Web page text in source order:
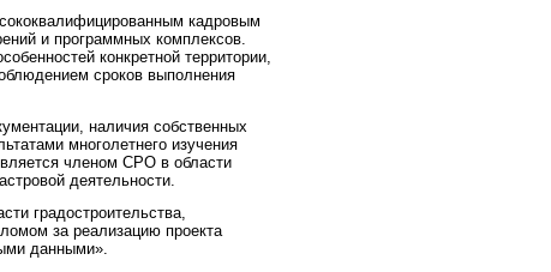
кадровым
и программных комплексов.
конкретной территории,
сроков выполнения
наличия собственных
многолетнего изучения
членом СРО в области
деятельности.
градостроительства,
за реализацию проекта
данными».